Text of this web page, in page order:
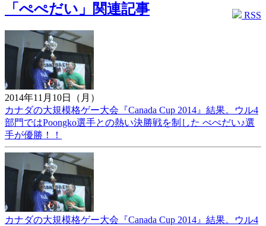
RSS
「ぺぺだい」関連記事
2014年11月10日（月）
カナダの大規模格ゲー大会『Canada Cup 2014』結果。ウル4
部門ではPoongko選手との熱い決勝戦を制した ぺぺだい♪選
手が優勝！！
カナダの大規模格ゲー大会『Canada Cup 2014』結果。ウル4